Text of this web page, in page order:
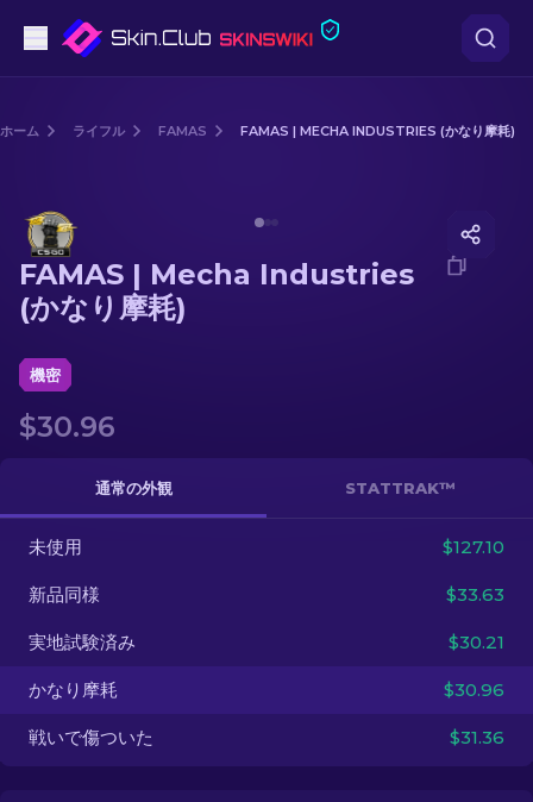
ライフル
スナイパーライフル
その他
JA
ホーム ライフル FAMAS FAMAS | MECHA INDUSTRIES (かなり摩耗)
FAMAS | Mecha Industries
(かなり摩耗)
機密
$30.96
通常の外観 STATTRAK™
未使用 $127.10
新品同様 $33.63
実地試験済み $30.21
かなり摩耗 $30.96
戦いで傷ついた $31.36